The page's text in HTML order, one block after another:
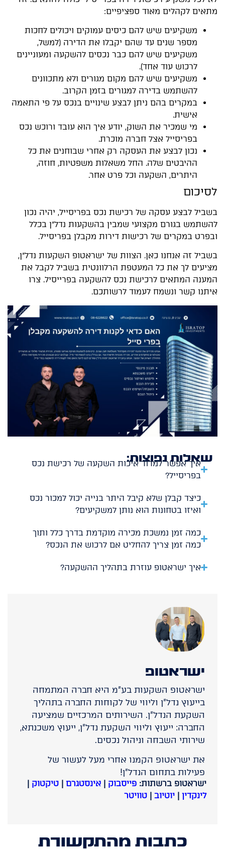
מתאים לקהלים מאוד ספציפיים:
משקיעים שיש להם כיסים עמוקים ויכולים לחכות
מספר שנים עד שהם יקבלו את הדירה (למשל,
משקיעים שיש להם כבר נכסים להשקעה ומעוניינים
לרכוש עוד אחד).
משקיעים שיש להם מקום מגורים ולא מתכוונים
להשתמש בדירה למגורים בזמן הקרוב.
במקרים בהם ניתן לבצע שינויים בנכס על פי התאמה
אישית.
מי שמכיר את השוק, יודע איך הוא עובד ורוכש נכס
בפריסייל אצל חברה מוכרת.
נכון לבצע את העסקה רק אחרי שבוחנים את כל
ההיבטים שלה. החל משאלות משפטיות, חוזה,
היתרים, השקעה וכל פרט אחר.
לסיכום
בשביל לבצע עסקה של רכישת נכס בפריסייל, יהיה נכון
להשתמש בגורם מקצועי שמבין בהשקעות נדל"ן בכלל
ובפרט במקרים של רכישות דירות מקבלן בפריסייל.
בשביל זה אנחנו כאן. הצוות של ישראטופ השקעות נדל"ן,
מציעים לך את כל המעטפת הרלוונטית בשביל לקבל את
המענה המתאים לרכישת נכס להשקעה בפרייסיל. צרו
איתנו קשר ונשמח לעמוד לרשותכם.
שאלות נפוצות:
איך אפשר למדוד איכות השקעה של רכישת נכס
בפריסייל?
כיצד קבלן שלא קיבל היתר בנייה יכול למכור נכס
ואיזו בטחונות הוא נותן למשקיעים?
כמה זמן נמשכת מכירה מוקדמת בדרך כלל ותוך
כמה זמן צריך להחליט אם לרכוש את הנכס?
איך ישראטופ עוזרת בתהליך ההשקעה?
ישראטופ
ישראטופ השקעות בע"מ היא חברה המתמחה
בייעוץ נדל"ן וליווי של לקוחות החברה בתהליך
השקעת הנדל"ן. השירותים המרכזיים שמציעה
החברה: ייעוץ וליווי השקעת נדל"ן, ייעוץ משכנתא,
שירותי השבחה וניהול נכסים.
את ישראטופ הקמנו אחרי מעל לעשור של
פעילות בתחום הנדל״ן!
ישראטופ ברשתות: פייסבוק אינסטגרם טיקטוק
לינקדין
יוטיוב טוויטר
כתבות מהתקשורת